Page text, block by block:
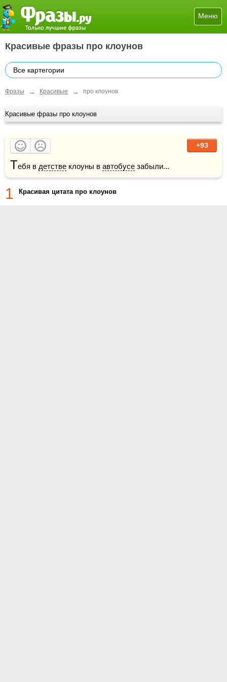
Меню
Красивые фразы про клоунов
Все картегории
Фразы → Красивые → про клоунов
Красивые фразы про клоунов
+93
Тебя в детстве клоуны в автобусе забыли...
1 Красивая цитата про клоунов